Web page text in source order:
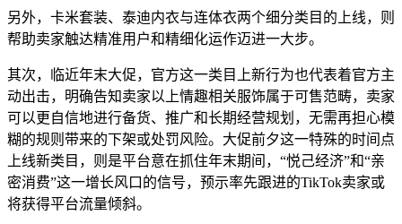
另外，卡米套装、泰迪内衣与连体衣两个细分类目的上线，则
帮助卖家触达精准用户和精细化运作迈进一大步。
其次，临近年末大促，官方这一类目上新行为也代表着官方主
动出击，明确告知卖家以上情趣相关服饰属于可售范畴，卖家
可以更自信地进行备货、推广和长期经营规划，无需再担心模
糊的规则带来的下架或处罚风险。 大促前夕这一特殊的时间点
上线新类目，则是平台意在抓住年末期间，“悦己经济”和“亲
密消费”这一增长风口的信号，预示率先跟进的TikTok卖家或
将获得平台流量倾斜。